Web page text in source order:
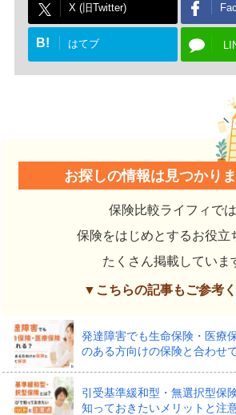
X (旧Twitter)
B! はてブ
お探しの情報は見つかり
保険比較ライフィでは
保険をはじめとするお役立
たくさん掲載していま
▼こちらの記事もご参考
発達障害でも生命保険・医療
のある方向けの保険と合わせ
引受基準緩和型・無選択型保
知っておきたいメリットと注